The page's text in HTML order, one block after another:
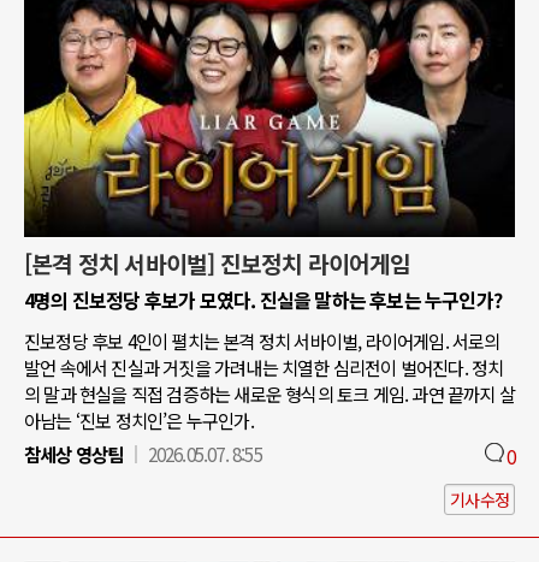
[본격 정치 서바이벌] 진보정치 라이어게임
4명의 진보정당 후보가 모였다. 진실을 말하는 후보는 누구인가?
진보정당 후보 4인이 펼치는 본격 정치 서바이벌, 라이어게임. 서로의
발언 속에서 진실과 거짓을 가려내는 치열한 심리전이 벌어진다. 정치
의 말과 현실을 직접 검증하는 새로운 형식의 토크 게임. 과연 끝까지 살
아남는 ‘진보 정치인’은 누구인가.
참세상 영상팀
2026.05.07. 8:55 0
기사수정